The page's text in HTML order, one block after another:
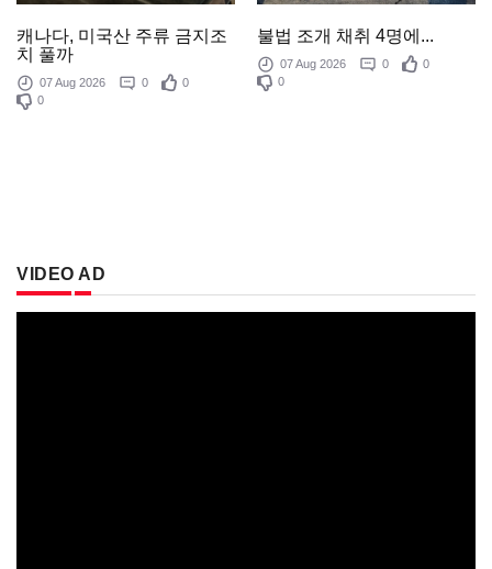
캐나다, 미국산 주류 금지조
치 풀까
07 Aug 2026 0
0
0
불법 조개 채취 4명에...
07 Aug 2026 0
0
0
VIDEO AD